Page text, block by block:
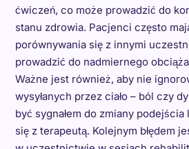
ćwiczeń, co może prowadzić do
stanu zdrowia. Pacjenci często
porównywania się z innymi
prowadzić do nadmiernego
Ważne jest również, aby nie
wysyłanych przez ciało – ból czy
być sygnałem do zmiany
się z terapeutą. Kolejnym błędem